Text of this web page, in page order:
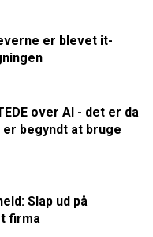
er blevet it-
over AI - det er da
begyndt at bruge
Slap ud på
firma